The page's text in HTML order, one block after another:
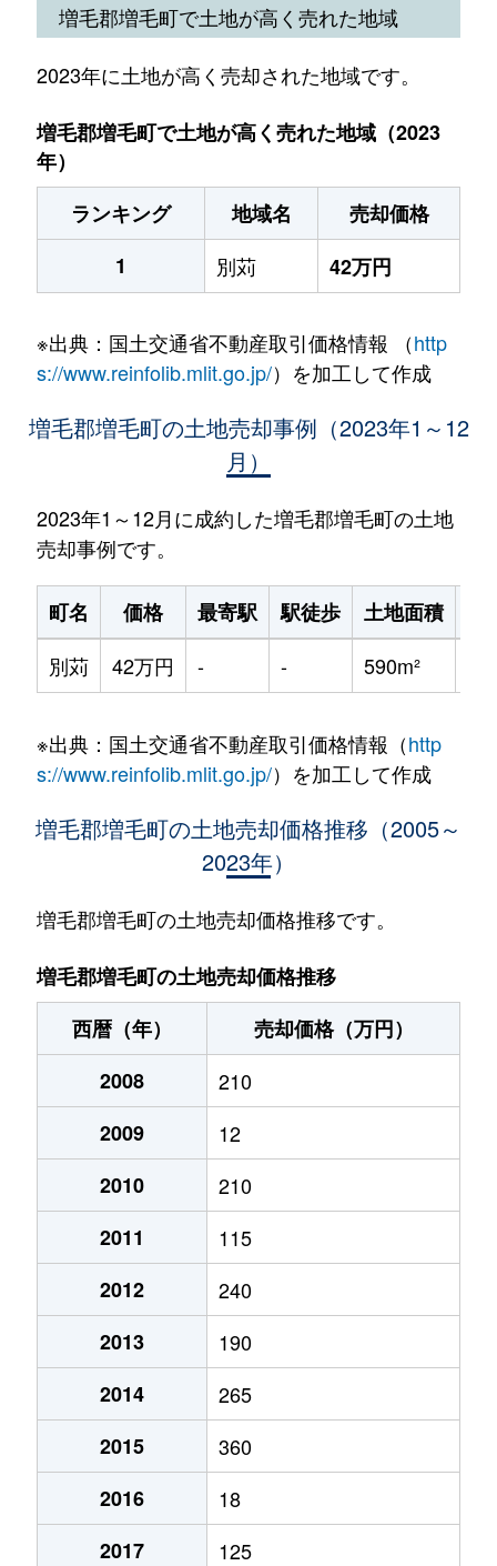
増毛郡増毛町で土地が高く売れた地域
2023年に土地が高く売却された地域です。
増毛郡増毛町で土地が高く売れた地域（2023
年）
ランキング
地域名
売却価格
1
別苅 42万円
※出典：国土交通省不動産取引価格情報 （http
s://www.reinfolib.mlit.go.jp/）を加工して作成
増毛郡増毛町の土地売却事例（2023年1～12
月）
2023年1～12月に成約した増毛郡増毛町の土地
売却事例です。
町名 価格 最寄駅 駅徒歩 土地面積
別苅
42万円 - - 590m²
※出典：国土交通省不動産取引価格情報（http
s://www.reinfolib.mlit.go.jp/）を加工して作成
増毛郡増毛町の土地売却価格推移（2005～
2023年）
増毛郡増毛町の土地売却価格推移です。
増毛郡増毛町の土地売却価格推移
西暦（年）
売却価格（万円）
2008
210
2009
12
2010
210
2011
115
2012
240
2013
190
2014
265
2015
360
2016
18
2017
125